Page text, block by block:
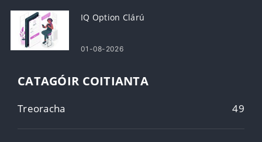
IQ Option Clárú
01-08-2026
CATAGÓIR COITIANTA
Treoracha 49